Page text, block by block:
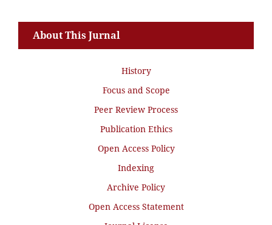
About This Jurnal
History
Focus and Scope
Peer Review Process
Publication Ethics
Open Access Policy
Indexing
Archive Policy
Open Access Statement